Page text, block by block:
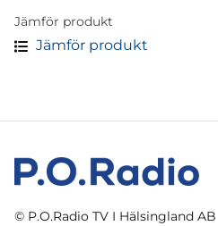
Jämför produkt
Jämför produkt
© P.O.Radio TV I Hälsingland AB